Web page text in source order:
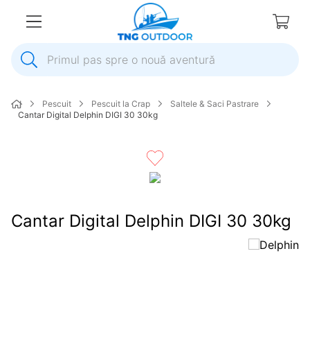
Primul pas spre o nouă aventură
2.
elice
Pescuit Pescuit la Crap
Saltele & Saci Pastrare
Cantar Digital Delphin DIGI 30 30kg
Cantar Digital Delphin DIGI 30 30kg